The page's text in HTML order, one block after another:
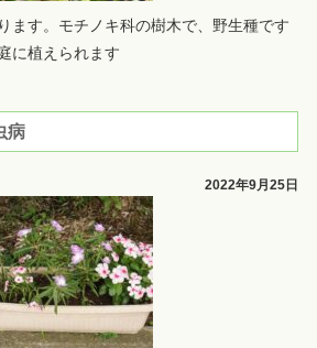
ます。モチノキ科の樹木で、野生種です
に植えられます
病
2022年9月25日